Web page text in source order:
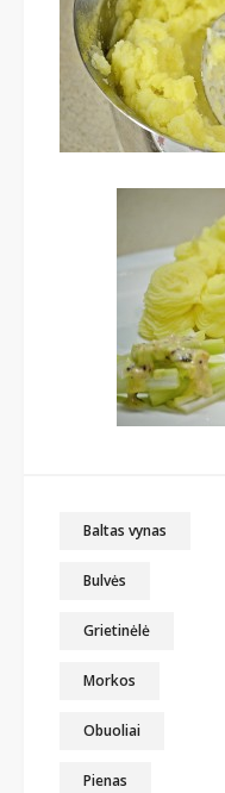
Baltas vynas
Bulvės
Grietinėlė
Morkos
Obuoliai
Pienas